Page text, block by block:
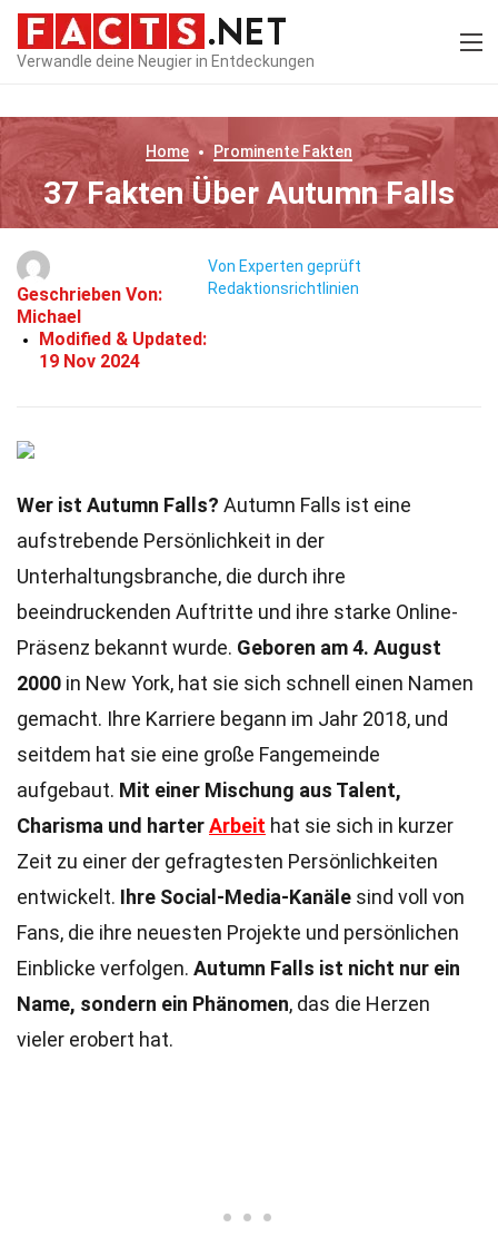
Verwandle deine Neugier in Entdeckungen
Home Prominente Fakten
37 Fakten Über Autumn Falls
Geschrieben Von:
Michael
Modified & Updated:
19 Nov 2024
Von Experten geprüft
Redaktionsrichtlinien
Wer ist Autumn Falls? Autumn Falls ist eine
aufstrebende Persönlichkeit in der
Unterhaltungsbranche, die durch ihre
beeindruckenden Auftritte und ihre starke Online-
Präsenz bekannt wurde. Geboren am 4. August
2000 in New York, hat sie sich schnell einen Namen
gemacht. Ihre Karriere begann im Jahr 2018, und
seitdem hat sie eine große Fangemeinde
aufgebaut. Mit einer Mischung aus Talent,
Charisma und harterArbeit hat sie sich in kurzer
Zeit zu einer der gefragtesten Persönlichkeiten
entwickelt. Ihre Social-Media-Kanäle sind voll von
Fans, die ihre neuesten Projekte und persönlichen
Einblicke verfolgen. Autumn Falls ist nicht nur ein
Name, sondern ein Phänomen, das die Herzen
vieler erobert hat.